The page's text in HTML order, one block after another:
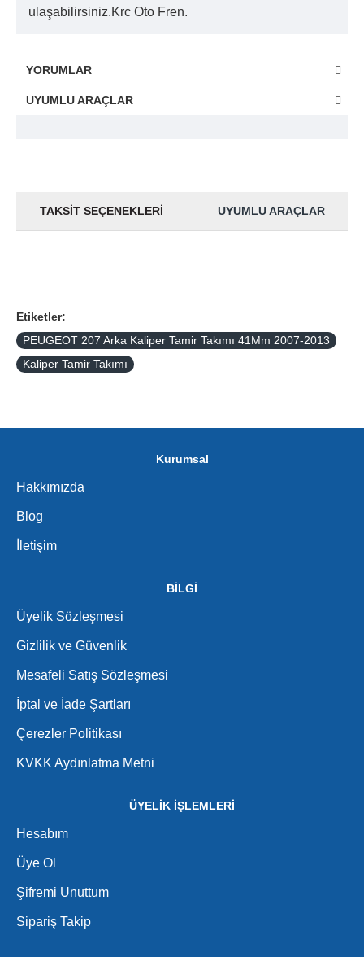
ulaşabilirsiniz.Krc Oto Fren.
YORUMLAR
UYUMLU ARAÇLAR
TAKSIT SEÇENEKLERI UYUMLU ARAÇLAR
Etiketler:
PEUGEOT 207 Arka Kaliper Tamir Takımı 41Mm 2007-2013
Kaliper Tamir Takımı
Kurumsal
Hakkımızda
Blog
İletişim
BİLGİ
Üyelik Sözleşmesi
Gizlilik ve Güvenlik
Mesafeli Satış Sözleşmesi
İptal ve İade Şartları
Çerezler Politikası
KVKK Aydınlatma Metni
ÜYELİK İŞLEMLERİ
Hesabım
Üye Ol
Şifremi Unuttum
Sipariş Takip